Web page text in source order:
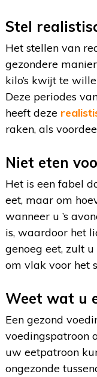
Stel
Het stellen van
gezondere
kilo’s kwijt te
Deze periodes
heeft deze
raken, als
Niet eten
Het is een fabel
eet, maar om
wanneer u ’s
is, waardoor het
genoeg eet, zult
om vlak voor het
Weet wat u
Een gezond
voedingspatroon
uw eetpatroon
ongezonde